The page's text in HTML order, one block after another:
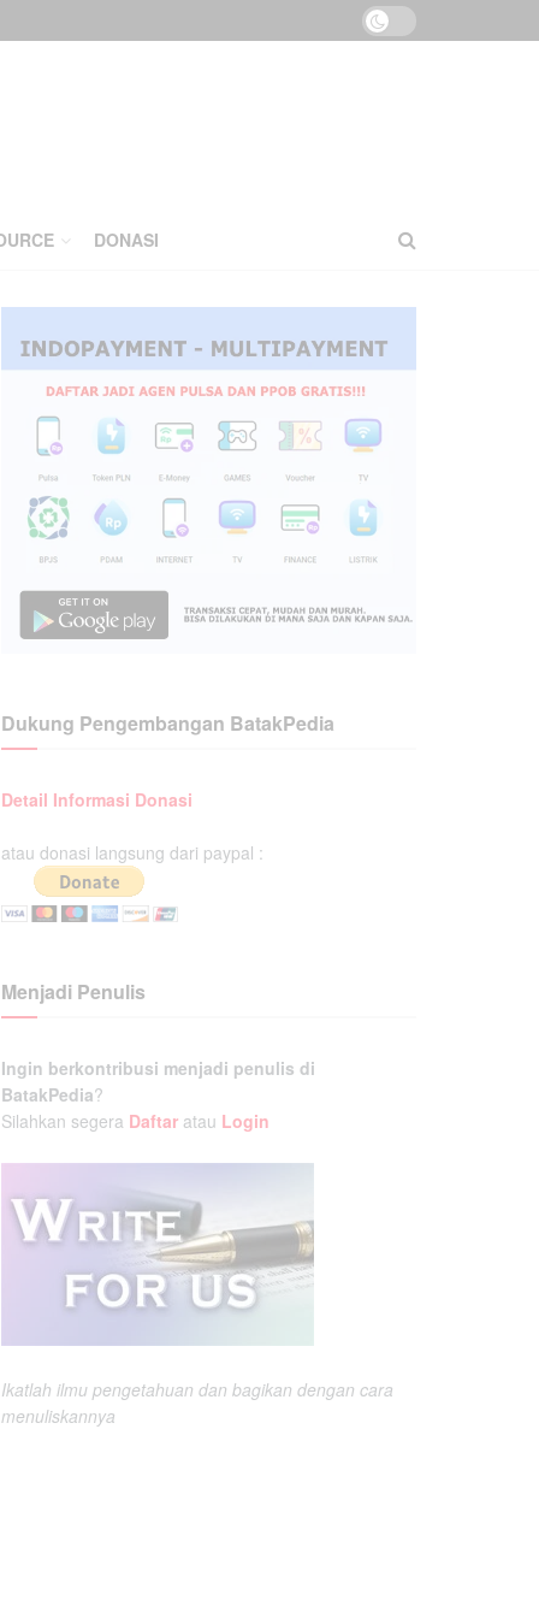
DONASI
Dukung Pengembangan BatakPedia
Detail Informasi Donasi
atau donasi langsung dari paypal :
Menjadi Penulis
Ingin berkontribusi menjadi penulis di
BatakPedia?
Silahkan segera Daftar atau Login
Ikatlah ilmu pengetahuan dan bagikan dengan cara
menuliskannya